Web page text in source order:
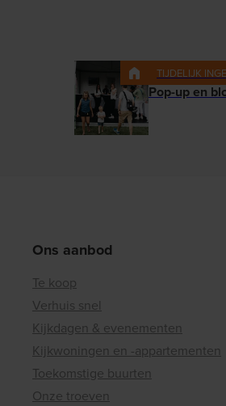
TIJDELIJK
Pop-up en
Ons aanbod
Te koop
Verhuis snel
Kijkdagen & evenementen
Kijkwoningen en -appartementen
Toekomstige buurten
Onze troeven